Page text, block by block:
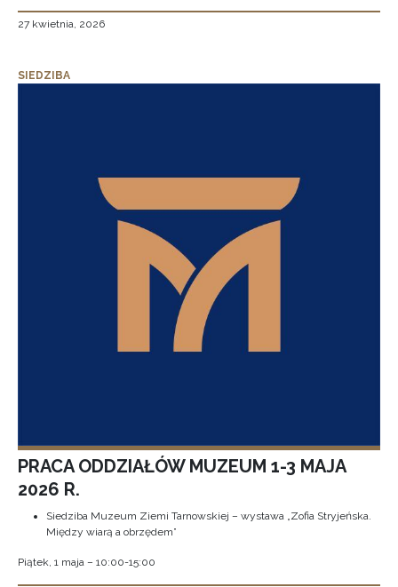
27 kwietnia, 2026
SIEDZIBA
PRACA ODDZIAŁÓW MUZEUM 1-3 MAJA
2026 R.
Siedziba Muzeum Ziemi Tarnowskiej – wystawa „Zofia Stryjeńska.
Między wiarą a obrzędem”
Piątek, 1 maja – 10:00-15:00